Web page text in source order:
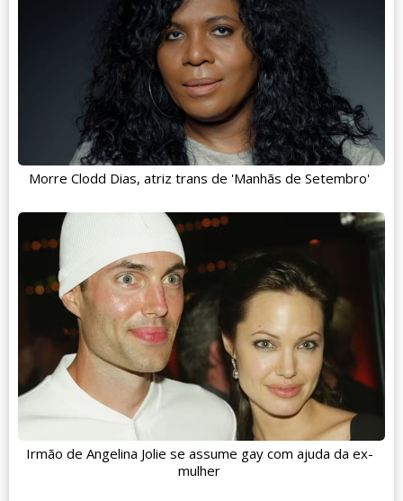
Morre Clodd Dias, atriz trans de 'Manhãs de Setembro'
Irmão de Angelina Jolie se assume gay com ajuda da ex-
mulher